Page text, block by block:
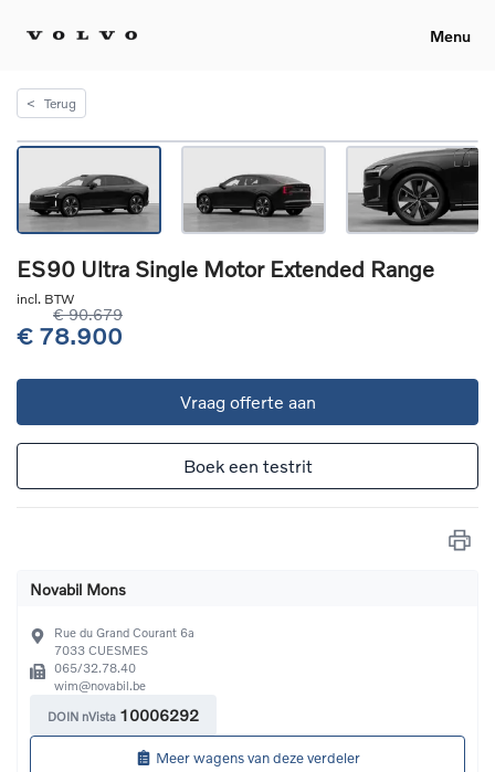
Menu
< Terug
ES90 Ultra Single Motor Extended Range
incl. BTW
€ 90.679
€ 78.900
Vraag offerte aan
Boek een testrit
Novabil Mons
Rue du Grand Courant 6a
7033 CUESMES
065/32.78.40
wim@novabil.be
DOIN nVista 10006292
Meer wagens van deze verdeler